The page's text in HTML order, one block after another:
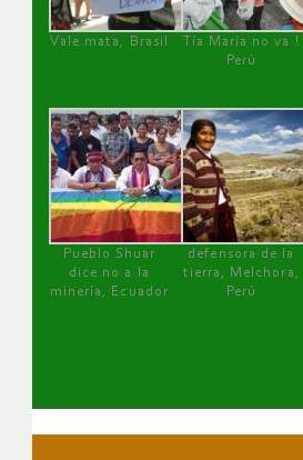
Vale mata, Brasil
Tía María no va !
Perú
Pueblo Shuar
dice no a la
minería, Ecuador
defensora de la
tierra, Melchora,
Perú